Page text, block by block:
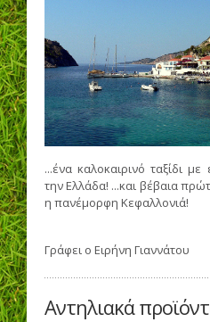
...ένα καλοκαιρινό ταξίδι με
την Ελλάδα! ...και βέβαια
η πανέμορφη Κεφαλλονιά!
Γράφει ο Ειρήνη Γιαννάτου
Αντηλιακά